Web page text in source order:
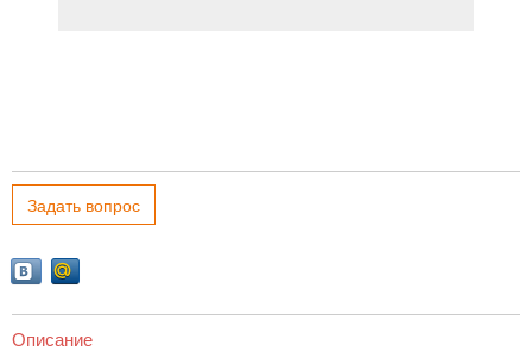
Задать вопрос
Описание